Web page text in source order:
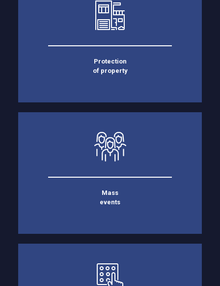
Protection
of property
Mass
events